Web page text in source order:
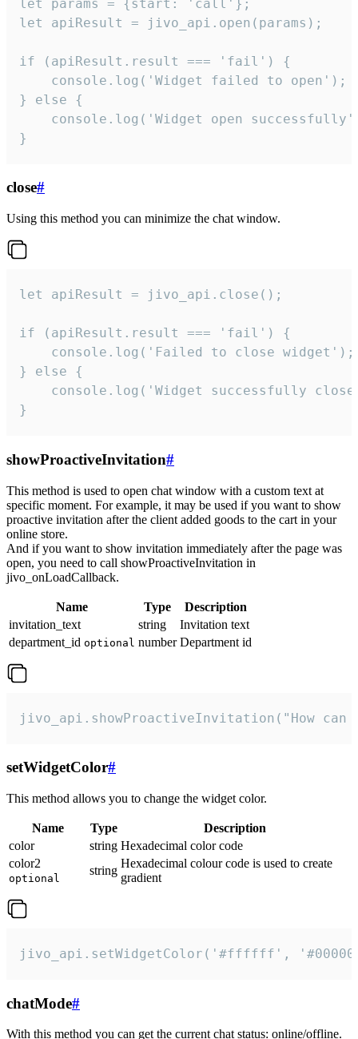
let params = {start: 'call'};
let apiResult = jivo_api.open(params);
if (apiResult.result === 'fail') {
    console.log('Widget failed to open');
} else {
console.log('Widget open
}
close#
Using this method you can minimize the chat window.
let apiResult = jivo_api.close();
if (apiResult.result === 'fail') {
    console.log('Failed to close widget');
} else {
console.log('Widget successfully
}
showProactiveInvitation#
This method is used to open chat window with a custom text at
specific moment. For example, it may be used if you want to show
proactive invitation after the client added goods to the cart in your
online store.
And if you want to show invitation immediately after the page was
open, you need to call showProactiveInvitation in
jivo_onLoadCallback.
Name Type
Description
invitation_text
string
Invitation text
department_id optional number Department id
jivo_api.showProactiveInvitation("How
setWidgetColor#
This method allows you to change the widget color.
Name Type
Description
color
string Hexadecimal color code
color2
optional
string
Hexadecimal colour code is used to create
gradient
jivo_api.setWidgetColor('#ffffff',
chatMode#
With this method you can get the current chat status: online/offline.